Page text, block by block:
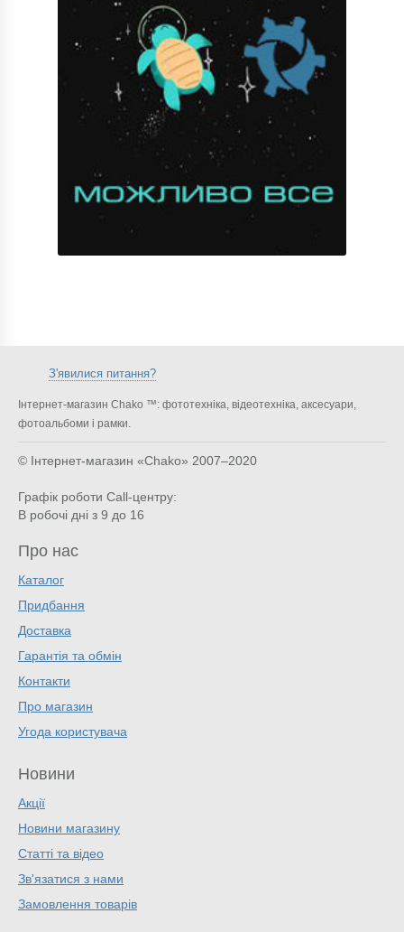
З'явилися питання?
Інтернет-магазин Chako ™: фототехніка, відеотехніка, аксесуари,
фотоальбоми і рамки.
© Інтернет-магазин «Chako» 2007–2020
Графік роботи Call-центру:
В робочі дні з 9 до 16
Про нас
Каталог
Придбання
Доставка
Гарантія та обмін
Контакти
Про магазин
Угода користувача
Новини
Акції
Новини магазину
Статті та відео
Зв'язатися з нами
Замовлення товарів